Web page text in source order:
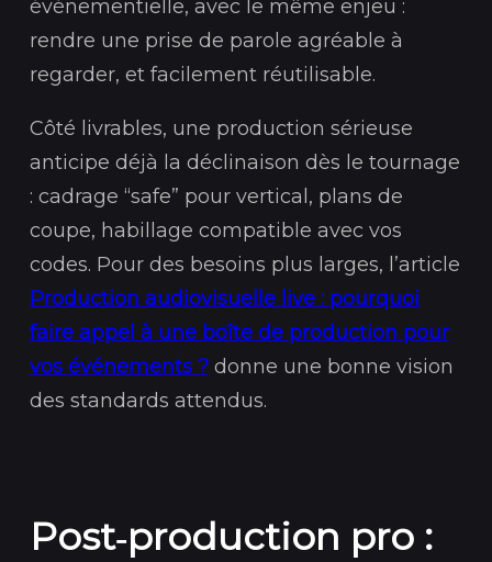
événementielle, avec le même enjeu :
rendre une prise de parole agréable à
regarder, et facilement réutilisable.
Côté livrables, une production sérieuse
anticipe déjà la déclinaison dès le tournage
: cadrage “safe” pour vertical, plans de
coupe, habillage compatible avec vos
codes. Pour des besoins plus larges, l’article
Production audiovisuelle live : pourquoi
faire appel à une boîte de production pour
vos événements ? donne une bonne vision
des standards attendus.
Post‑production pro :